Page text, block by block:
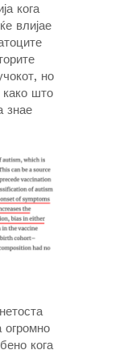
кога
влијае
но
што
знае
огромно
кога